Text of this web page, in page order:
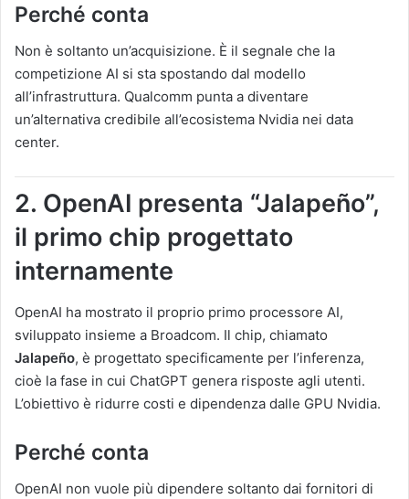
Perché conta
Non è soltanto un’acquisizione. È il segnale che la
competizione AI si sta spostando dal modello
all’infrastruttura. Qualcomm punta a diventare
un’alternativa credibile all’ecosistema Nvidia nei data
center.
2. OpenAI presenta “Jalapeño”,
il primo chip progettato
internamente
OpenAI ha mostrato il proprio primo processore AI,
sviluppato insieme a Broadcom. Il chip, chiamato
Jalapeño, è progettato specificamente per l’inferenza,
cioè la fase in cui ChatGPT genera risposte agli utenti.
L’obiettivo è ridurre costi e dipendenza dalle GPU Nvidia.
Perché conta
OpenAI non vuole più dipendere soltanto dai fornitori di